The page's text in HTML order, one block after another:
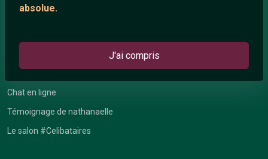
absolue.
J'ai compris
Support IRC
Chat en ligne
Témoignage de nathanaelle
Le salon #Celibataires